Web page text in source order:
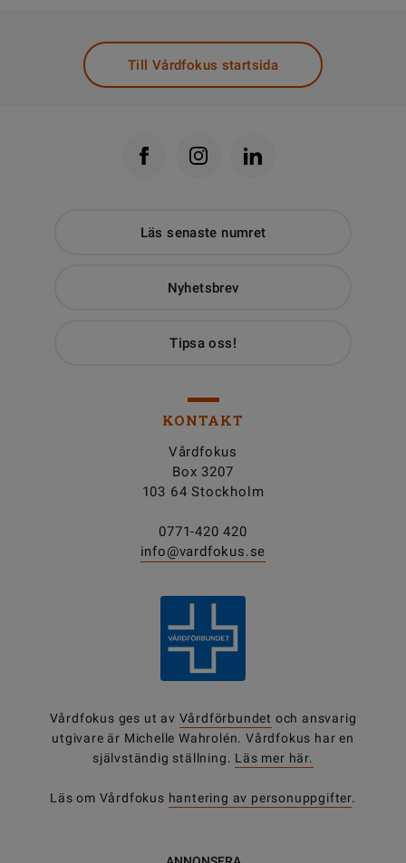
Till Vårdfokus startsida
Läs senaste numret
Nyhetsbrev
Tipsa oss!
KONTAKT
Vårdfokus
Box 3207
103 64 Stockholm
0771-420 420
info@vardfokus.se
Vårdfokus ges ut av Vårdförbundet och ansvarig
utgivare är Michelle Wahrolén. Vårdfokus har en
självständig ställning. Läs mer här.
Läs om Vårdfokus hantering av personuppgifter.